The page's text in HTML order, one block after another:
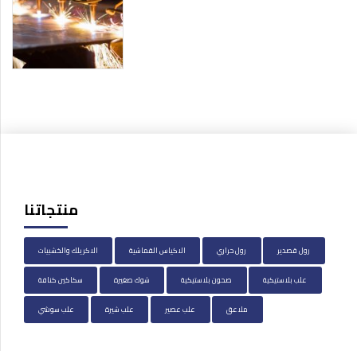
منتجاتنا
الاكريلك والخشبيات الاكياس القماشية رول حراري رول قصدير
سكاكين كنافة شوك صغيرة صحون بلاستيكية علب بلاستيكية
علب سوشي علب شيرة علب عصير ملاعق